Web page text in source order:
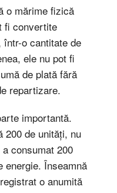
o mărime fizică
fi convertite
o cantitate de
ele nu pot fi
de plată fără
repartizare.
importantă.
200 de unități, nu
consumat 200
energie. Înseamnă
o anumită